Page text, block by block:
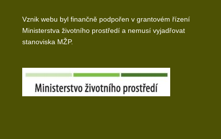
Vznik webu byl finančně podpořen v grantovém řízení
Ministerstva životního prostředí a nemusí vyjadřovat
stanoviska MŽP.